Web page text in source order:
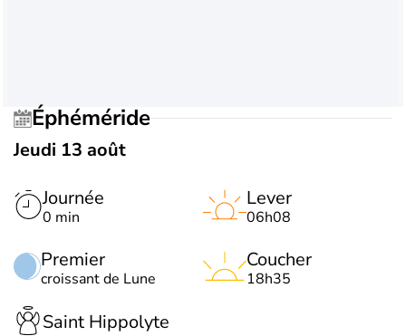
Éphéméride
Jeudi 13 août
Journée
0 min
Premier
croissant de Lune
Lever
06h08
Coucher
18h35
Saint Hippolyte